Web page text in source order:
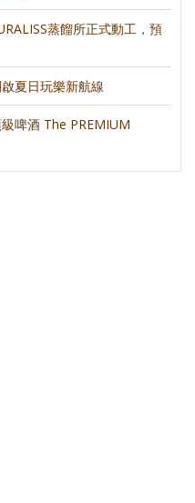
蒸餾所正式動工，預
夏日玩樂新航線
啤酒 The PREMIUM